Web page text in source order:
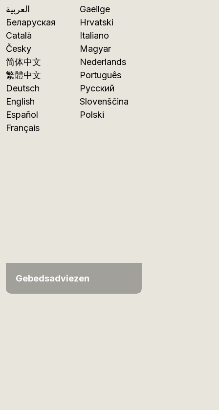
العربية
Беларуская
Català
Česky
简体中文
繁體中文
Deutsch
English
Español
Français
Gaeilge
Hrvatski
Italiano
Magyar
Nederlands
Português
Русский
Slovenščina
Polski
Gebedsadviezen